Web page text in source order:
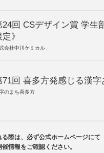
24回 CSデザイン賞 学生
定》
会社中川ケミカル
71回 喜多方発感じる漢字
のまち喜多方
る際は、必ず公式ホームページにて
情報をご確認ください。